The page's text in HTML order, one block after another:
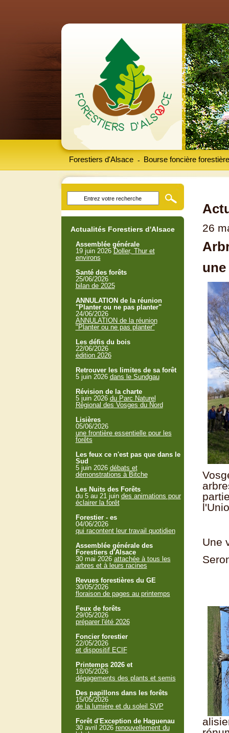
Forestiers d'Alsace Bourse foncière forestière
-
26
Une
Actualités Forestiers d'Alsace
Assemblée générale
19 juin 2026 Doller, Thur et
environs
Santé des forêts
25/06/2026
bilan de 2025
ANNULATION de la réunion
"Planter ou ne pas planter"
24/06/2026
ANNULATION de la réunion
"Planter ou ne pas planter"
Les défis du bois
22/06/2026
édition 2026
Retrouver les limites de sa forêt
5 juin 2026 dans le Sundgau
Révision de la charte
5 juin 2026 du Parc Naturel
Régional des Vosges du Nord
Lisières
05/06/2026
une frontière essentielle pour les
forêts
Les feux ce n'est pas que dans le
Sud
5 juin 2026 débats et
démonstrations à Bitche
Les Nuits des Forêts
du 5 au 21 juin des animations pour
éclairer la forêt
Forestier - es
04/06/2026
qui racontent leur travail quotidien
Assemblée générale des
Forestiers d'Alsace
30 mai 2026 attachée à tous les
arbres et à leurs racines
Revues forestières du GE
30/05/2026
floraison de pages au printemps
Feux de forêts
29/05/2026
préparer l'été 2026
Foncier forestier
22/05/2026
et dispositif ECIF
Printemps 2026 et
18/05/2026
dégagements des plants et semis
Des papillons dans les forêts
15/05/2026
de la lumière et du soleil SVP
Forêt d'Exception de Haguenau
30 avril 2026 renouvellement du